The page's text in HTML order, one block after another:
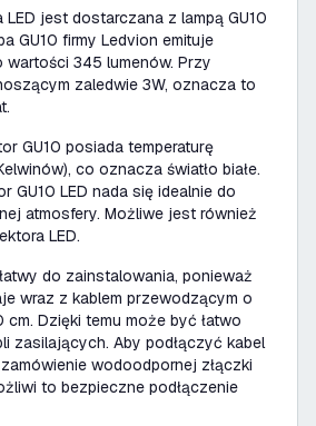
jest dostarczana z lampą GU10
GU10 firmy Ledvion emituje
wartości 345 lumenów. Przy
zaledwie 3W, oznacza to
GU10 posiada temperaturę
co oznacza światło białe.
GU10 LED nada się idealnie do
atmosfery. Możliwe jest również
LED.
do zainstalowania, ponieważ
wraz z kablem przewodzącym o
cm. Dzięki temu może być łatwo
zasilających. Aby podłączyć kabel
wodoodpornej złączki
to bezpieczne podłączenie